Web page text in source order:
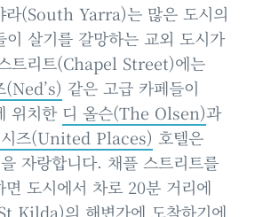
라(South Yarra)는 많은 도시의
살기를 갈망하는 교외 도시가
트리트(Chapel Street)에는
(Ned’s) 같은 고급 카페들이
위치한 디 올슨(The Olsen)과
시즈(United Places) 호텔은
자랑합니다. 채플 스트리트를
면 도시에서 차로 20분 거리에
Kilda)의 해변가에 도착하기에